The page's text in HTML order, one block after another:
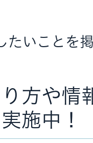
たいことを
り方や情
施中！